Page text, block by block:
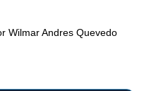
Wilmar Andres Quevedo